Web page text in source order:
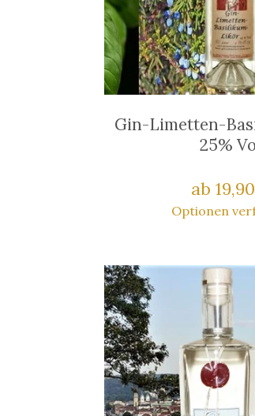
Gin-Limetten-
25%
ab
Optionen